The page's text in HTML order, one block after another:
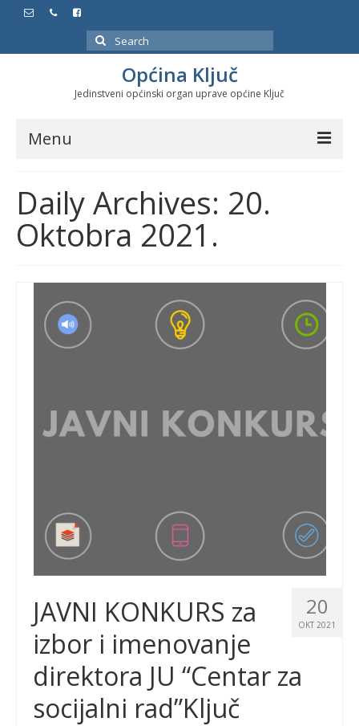
Search
for:
Općina Ključ
Jedinstveni općinski organ uprave općine Ključ
Menu
Službeni glasnici
Javne nabavke
Značajni datumi i manifestacije
Program energetske efikasnosti u stambenom
sektoru
Daily Archives: 20.
Oktobra 2021.
20
OKT 2021
JAVNI KONKURS za
izbor i imenovanje
direktora JU “Centar za
socijalni rad”Ključ